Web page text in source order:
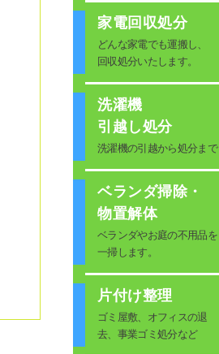
家電回収処分
どんな家電でも運搬し、
回収処分いたします。
洗濯機
引越し処分
洗濯機の引越から処分まで
ベランダ掃除・
物置解体
ベランダやお庭の不用品を
一掃します。
片付け整理
ゴミ屋敷、オフィスの退
去、事業ゴミ処分など